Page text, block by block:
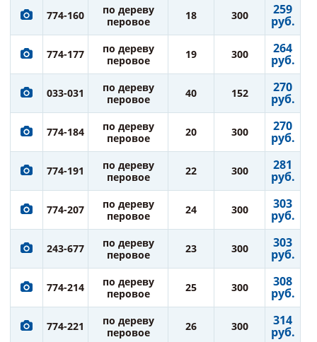
774-160
по дереву
перовое
18 300 259
руб.
774-177
по дереву
перовое
19 300 264
руб.
033-031
по дереву
перовое
40 152 270
руб.
774-184
по дереву
перовое
20 300 270
руб.
774-191
по дереву
перовое
22 300 281
руб.
774-207
по дереву
перовое
24 300 303
руб.
243-677
по дереву
перовое
23 300 303
руб.
774-214
по дереву
перовое
25 300 308
руб.
774-221
по дереву
перовое
26 300 314
руб.